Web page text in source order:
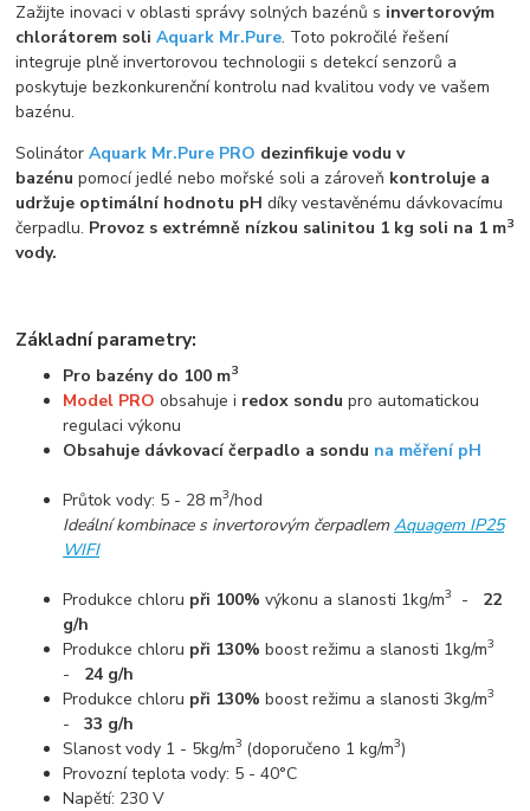
Zažijte inovaci v oblasti správy solných bazénů s invertorovým
chlorátorem soliAquark Mr.Pure. Toto pokročilé řešení
integruje plně invertorovou technologii s detekcí senzorů a
poskytuje bezkonkurenční kontrolu nad kvalitou vody ve vašem
bazénu.
SolinátorAquark Mr.Pure PRO dezinfikuje vodu v
bazénu pomocí jedlé nebo mořské soli a zároveň kontroluje a
udržuje optimální hodnotu pH díky vestavěnému dávkovacímu
čerpadlu. Provoz s extrémně nízkou salinitou 1 kg soli na 1 m3
vody.
Základní parametry:
Pro bazény do 100 m3
Model PRO obsahuje i redox sondu pro automatickou
regulaci výkonu
Obsahuje dávkovací čerpadlo a sondu na měření pH
Průtok vody: 5 - 28 m3/hod
Ideální kombinace s invertorovým čerpadlemAquagem IP25
WIFI
Produkce chloru při 100%výkonu a slanosti 1kg/m3 - 22
g/h
Produkce chloru při 130% boost režimu a slanosti 1kg/m3
- 24 g/h
Produkce chloru při 130% boost režimu a slanosti 3kg/m3
-33 g/h
Slanost vody 1 - 5kg/m3 (doporučeno 1 kg/m3)
Provozní teplota vody: 5 - 40°C
Napětí: 230 V